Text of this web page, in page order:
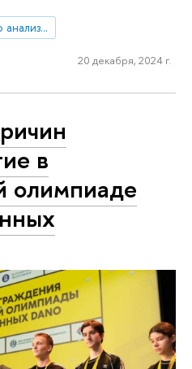
Национальная олимпиада по анализу данных «DANO»
20 декабря, 2024 г.
в
олимпиаде